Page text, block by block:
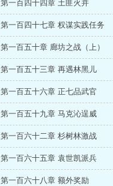
第一百四十四章 土匪火并
第一百四十七章 权谋实践任务
第一百五十章 廊坊之战（上）
第一百五十三章 再遇林黑儿
第一百五十六章 正七品武官
第一百五十九章 马克沁逞威
第一百六十二章 杉树林激战
第一百六十五章 袁世凯派兵
第一百六十八章 额外奖励